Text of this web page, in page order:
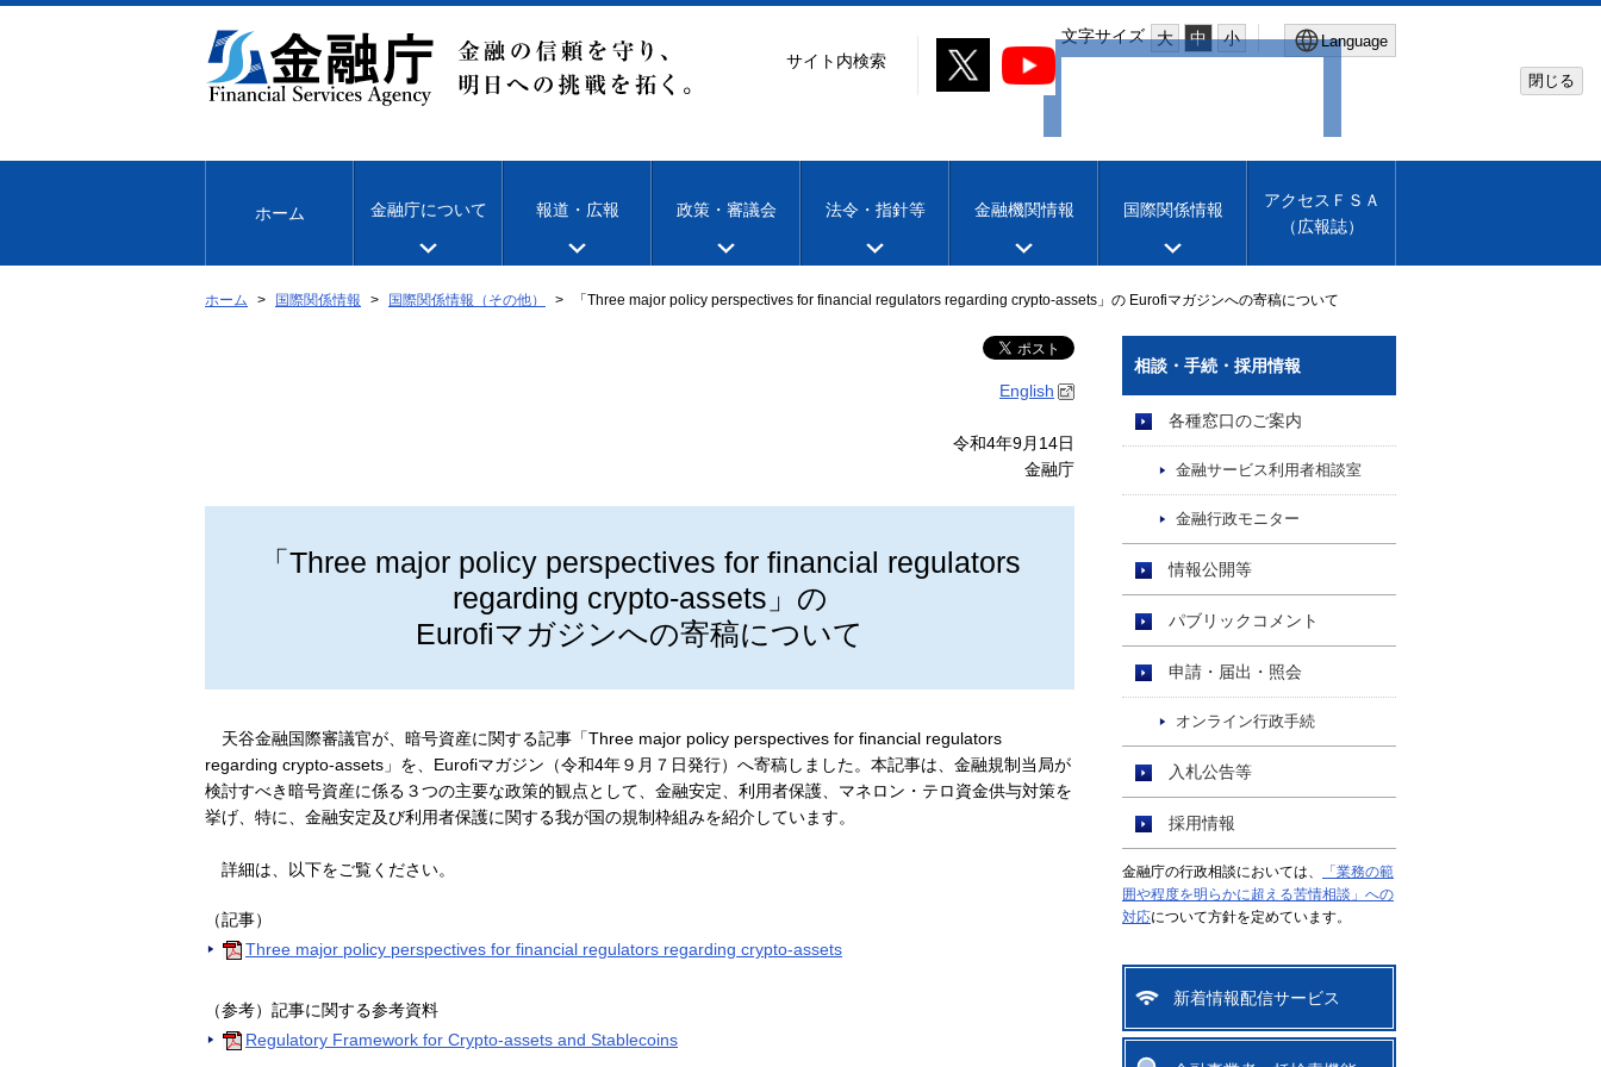
文
移
文字サイズ 大 中 小 Language
Machine translation
閉じる
サイト内検索
ホーム 金融庁について 報道・広報 政策・審議会 法令・指針等 金融機関情報 国際関係情報
アクセスＦＳＡ
（広報誌）
ホーム 国際関係情報 国際関係情報（その他） 「Three major policy perspectives for financial regulators regarding crypto-assets」の Eurofiマガジンへの寄稿について
English
令和4年9月14日
金融庁
「Three major policy perspectives for financial regulators
regarding crypto-assets」の
Eurofiマガジンへの寄稿について
天谷金融国際審議官が、暗号資産に関する記事「Three major policy perspectives for financial regulators
regarding crypto-assets」を、Eurofiマガジン（令和4年９月７日発行）へ寄稿しました。本記事は、金融規制当局が
検討すべき暗号資産に係る３つの主要な政策的観点として、金融安定、利用者保護、マネロン・テロ資金供与対策を
挙げ、特に、金融安定及び利用者保護に関する我が国の規制枠組みを紹介しています。
詳細は、以下をご覧ください。
（記事）
Three major policy perspectives for financial regulators regarding crypto-assets
（参考）記事に関する参考資料
Regulatory Framework for Crypto-assets and Stablecoins
相談・手続・採用情報
各種窓口のご案内
金融サービス利用者相談室
金融行政モニター
情報公開等
パブリックコメント
申請・届出・照会
オンライン行政手続
入札公告等
採用情報
金融庁の行政相談においては、
「業務の範
囲や程度を明らかに超える苦情相談」への
対応について方針を定めています。
新着情報配信サービス